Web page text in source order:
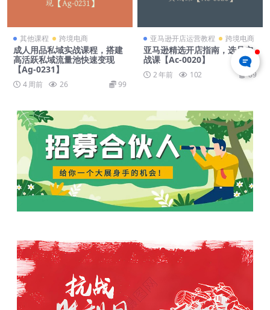
其他课程 跨境电商
成人用品私域实战课程，搭建
高活跃私域流量池快速变现
【Ag-0231】
4 周前 26 99
亚马逊开店运营教程 跨境电商
亚马逊精选开店指南，选品实
战课【Ac-0020】
2 年前 102 89